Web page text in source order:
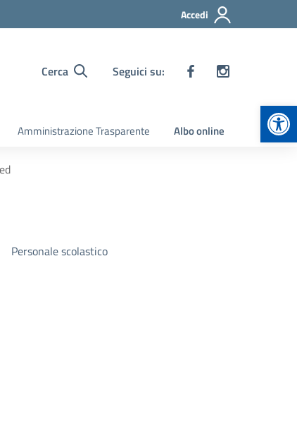
Accedi
Cerca Seguici su:
Amministrazione Trasparente Albo online
Personale scolastico